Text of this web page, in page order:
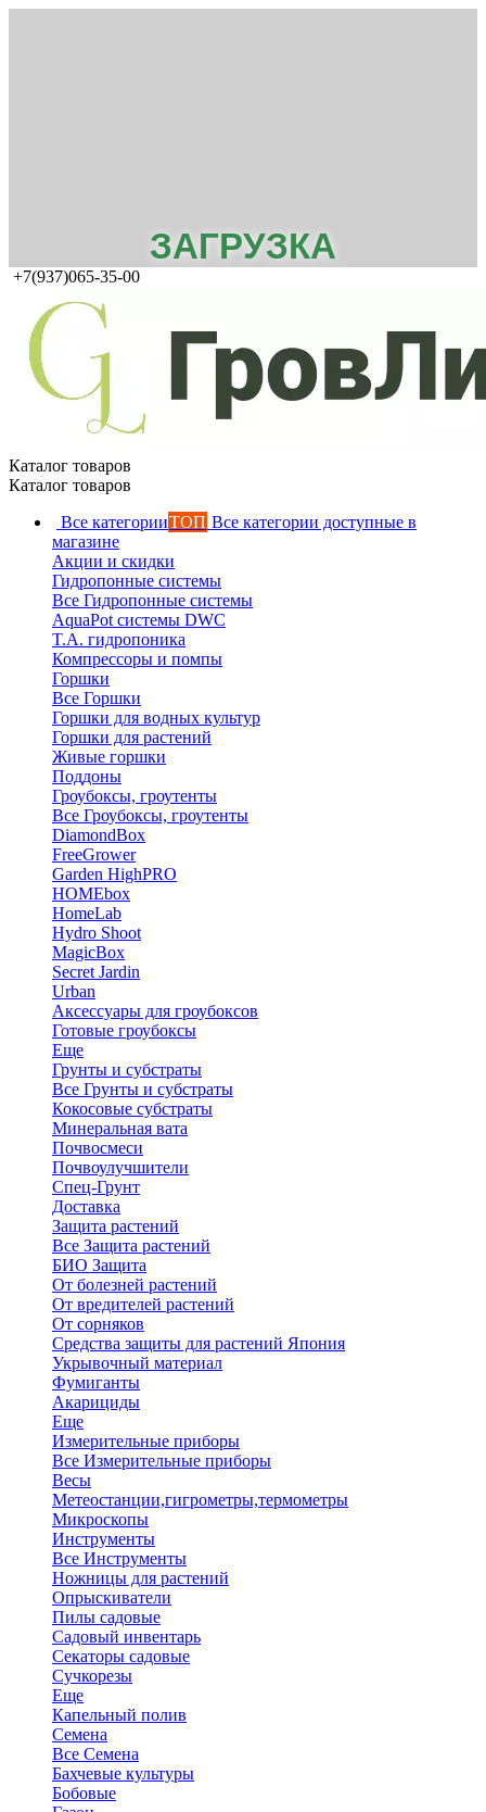
ЗАГРУЗКА
+7(937)065-35-00
Каталог товаров
Каталог товаров
Все категорииТОП Все категории доступные в
магазине
Акции и скидки
Гидропонные системы
Все Гидропонные системы
AquaPot системы DWC
T.A. гидропоника
Компрессоры и помпы
Горшки
Все Горшки
Горшки для водных культур
Горшки для растений
Живые горшки
Поддоны
Гроубоксы, гроутенты
Все Гроубоксы, гроутенты
DiamondBox
FreeGrower
Garden HighPRO
HOMEbox
HomeLab
Hydro Shoot
MagicBox
Secret Jardin
Urban
Аксессуары для гроубоксов
Готовые гроубоксы
Еще
Грунты и субстраты
Все Грунты и субстраты
Кокосовые субстраты
Минеральная вата
Почвосмеси
Почвоулучшители
Спец-Грунт
Доставка
Защита растений
Все Защита растений
БИО Защита
От болезней растений
От вредителей растений
От сорняков
Средства защиты для растений Япония
Укрывочный материал
Фумиганты
Акарициды
Еще
Измерительные приборы
Все Измерительные приборы
Весы
Метеостанции,гигрометры,термометры
Микроскопы
Инструменты
Все Инструменты
Ножницы для растений
Опрыскиватели
Пилы садовые
Садовый инвентарь
Секаторы садовые
Сучкорезы
Еще
Капельный полив
Семена
Все Семена
Бахчевые культуры
Бобовые